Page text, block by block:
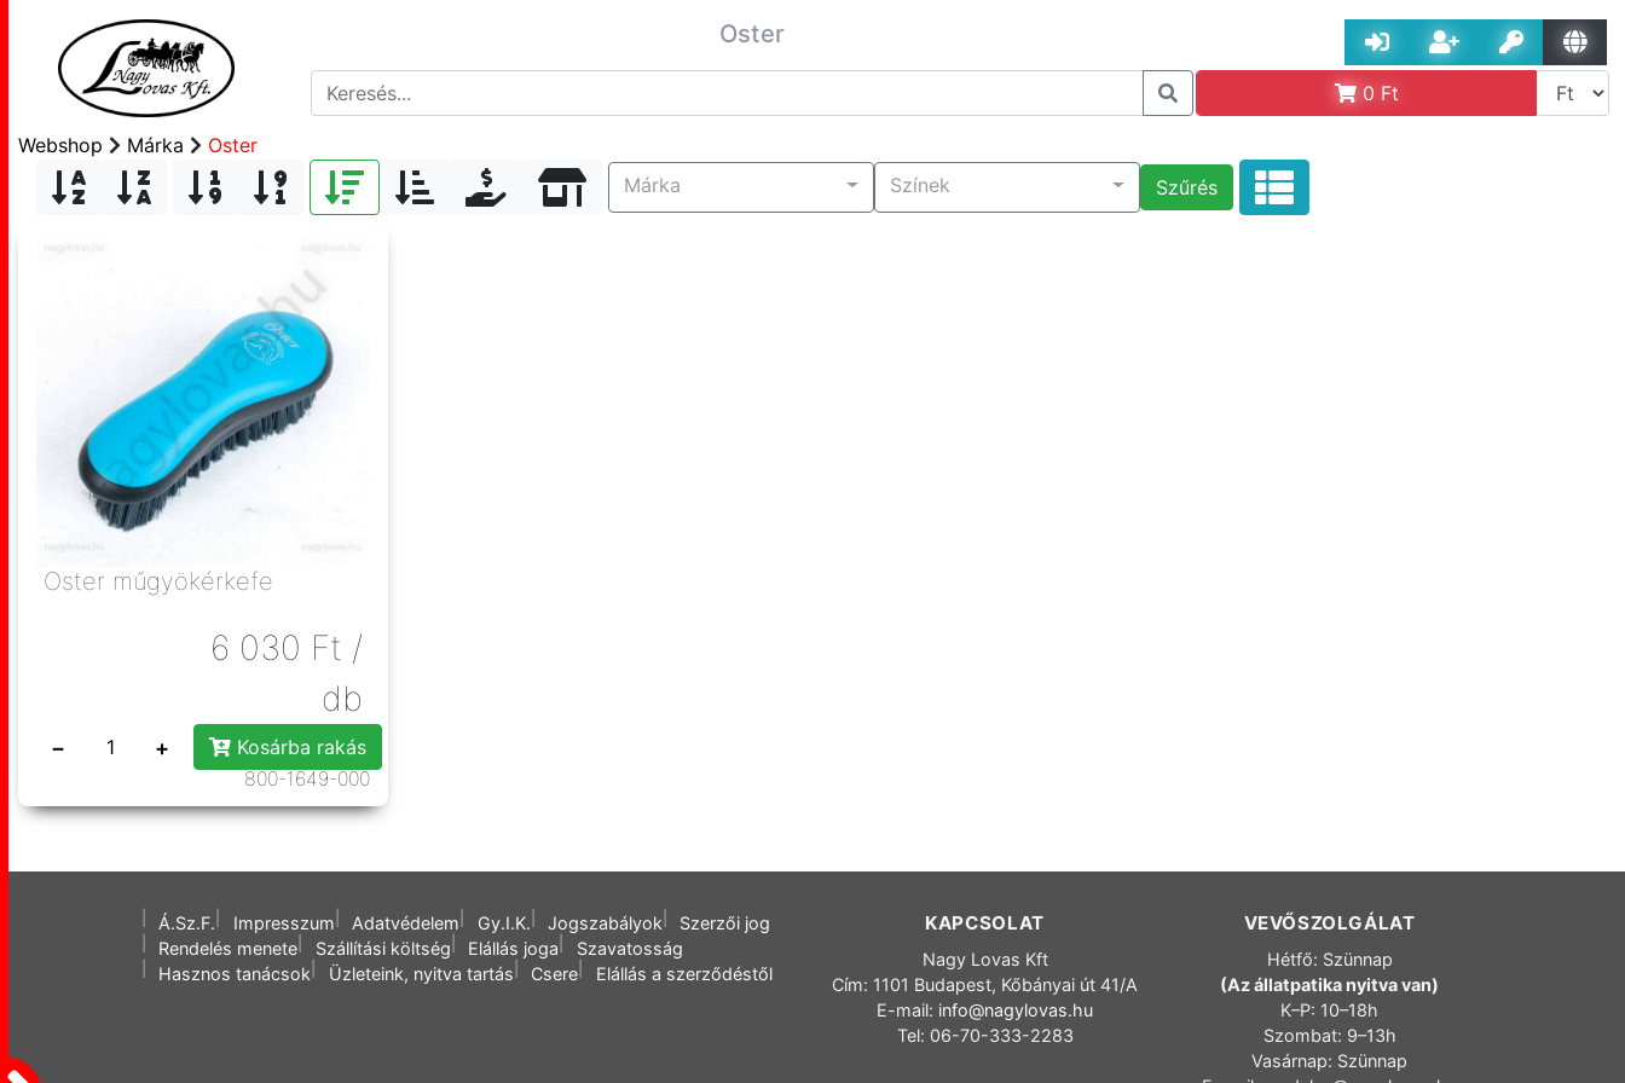
Oster
0 Ft
Webshop Márka
Oster
Márka
Színek Szűrés
Oster műgyökérkefe
6 030 Ft /
db
− +
Kosárba rakás
800-1649-000
Á.Sz.F. Impresszum Adatvédelem Gy.I.K. Jogszabályok
Szerzői jog
Rendelés menete
Szállítási költség Elállás joga
Szavatosság
Hasznos tanácsok
Üzleteink, nyitva tartás Csere Elállás a szerződéstől
KAPCSOLAT
Nagy Lovas Kft
Cím: 1101 Budapest, Kőbányai út 41/A
E-mail: info@nagylovas.hu
Tel: 06-70-333-2283
VEVŐSZOLGÁLAT
Hétfő: Szünnap
(Az állatpatika nyitva van)
K–P: 10–18h
Szombat: 9–13h
Vasárnap: Szünnap